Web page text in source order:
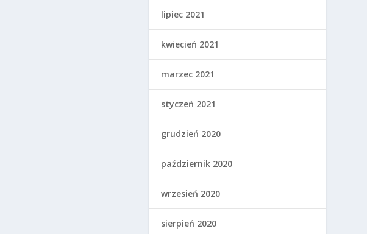
lipiec 2021
kwiecień 2021
marzec 2021
styczeń 2021
grudzień 2020
październik 2020
wrzesień 2020
sierpień 2020